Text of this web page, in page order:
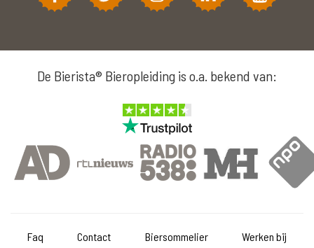
De Bierista® Bieropleiding is o.a. bekend van:
Faq Contact Biersommelier Werken bij